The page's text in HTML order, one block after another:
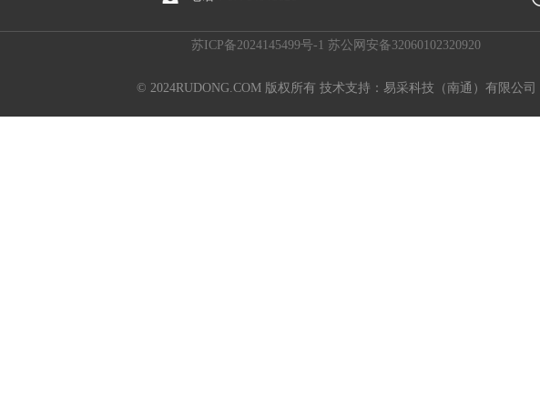
苏ICP备2024145499号-1 苏公网安备32060102320920
© 2024RUDONG.COM 版权所有 技术支持：易采科技（南通）有限公司